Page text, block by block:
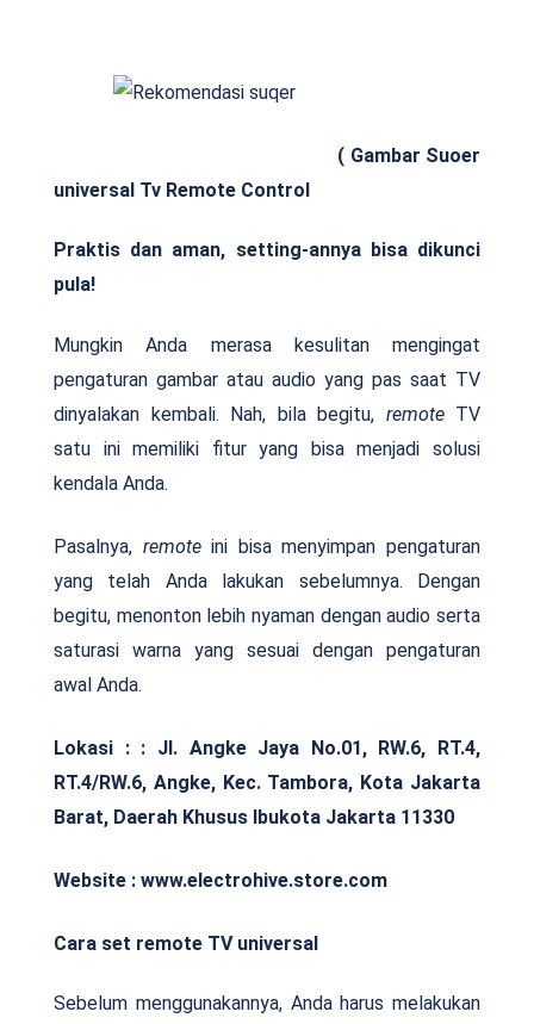
( Gambar Suoer
universal Tv Remote Control
Praktis dan aman, setting-annya bisa dikunci
pula!
Mungkin Anda merasa kesulitan mengingat
pengaturan gambar atau audio yang pas saat TV
dinyalakan kembali. Nah, bila begitu, remote TV
satu ini memiliki fitur yang bisa menjadi solusi
kendala Anda.
Pasalnya, remoteini bisa menyimpan pengaturan
yang telah Anda lakukan sebelumnya. Dengan
begitu, menonton lebih nyaman dengan audio serta
saturasi warna yang sesuai dengan pengaturan
awal Anda.
Lokasi : : Jl. Angke Jaya No.01, RW.6, RT.4,
RT.4/RW.6, Angke, Kec. Tambora, Kota Jakarta
Barat, Daerah Khusus Ibukota Jakarta 11330
Website : www.electrohive.store.com
Cara set remote TV universal
Sebelum menggunakannya, Anda harus melakukan